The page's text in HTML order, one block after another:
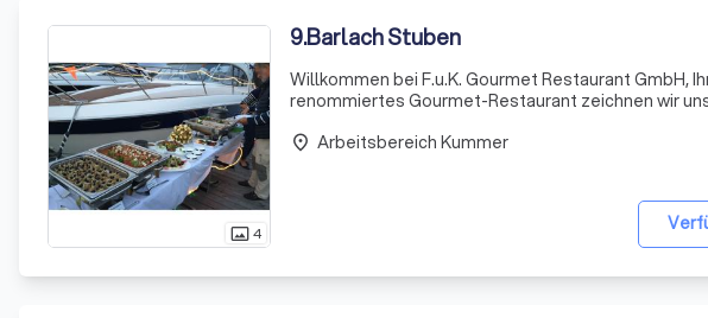
photo_size_select_actual4
9.Barlach Stuben
Willkommen bei F.u.K. Gourmet Restaurant GmbH,
renommiertes Gourmet-Restaurant zeichnen wir
Ihnen ei
place Arbeitsbereich Kummer